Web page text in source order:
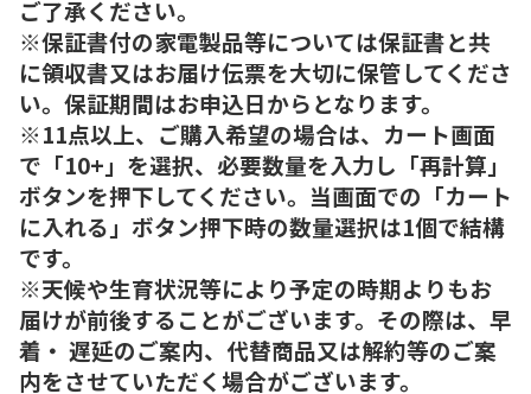
ご了承ください。
※保証書付の家電製品等については保証書と共
に領収書又はお届け伝票を大切に保管してくださ
い。保証期間はお申込日からとなります。
※11点以上、ご購入希望の場合は、カート画面
で「10+」を選択、必要数量を入力し「再計算」
ボタンを押下してください。当画面での「カート
に入れる」ボタン押下時の数量選択は1個で結構
です。
※天候や生育状況等により予定の時期よりもお
届けが前後することがございます。その際は、早
着・ 遅延のご案内、代替商品又は解約等のご案
内をさせていただく場合がございます。